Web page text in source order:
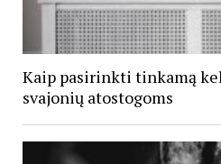
Kaip pasirinkti tinkamą
svajonių atostogoms